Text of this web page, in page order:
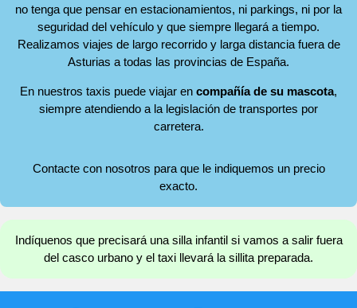
no tenga que pensar en estacionamientos, ni parkings, ni por la
seguridad del vehículo y que siempre llegará a tiempo.
Realizamos viajes de largo recorrido y larga distancia fuera de
Asturias a todas las provincias de España.
En nuestros taxis puede viajar en compañía de su mascota,
siempre atendiendo a la legislación de transportes por
carretera.
Contacte con nosotros para que le indiquemos un precio
exacto.
Indíquenos que precisará una silla infantil si vamos a salir fuera
del casco urbano y el taxi llevará la sillita preparada.